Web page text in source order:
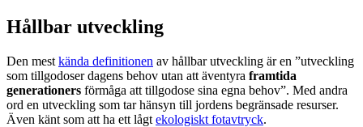
Hållbar utveckling
Den mest kända definitionen av hållbar utveckling är en ”utveckling
som tillgodoser dagens behov utan att äventyra framtida
generationers förmåga att tillgodose sina egna behov”. Med andra
ord en utveckling som tar hänsyn till jordens begränsade resurser.
Även känt som att ha ett lågt ekologiskt fotavtryck.